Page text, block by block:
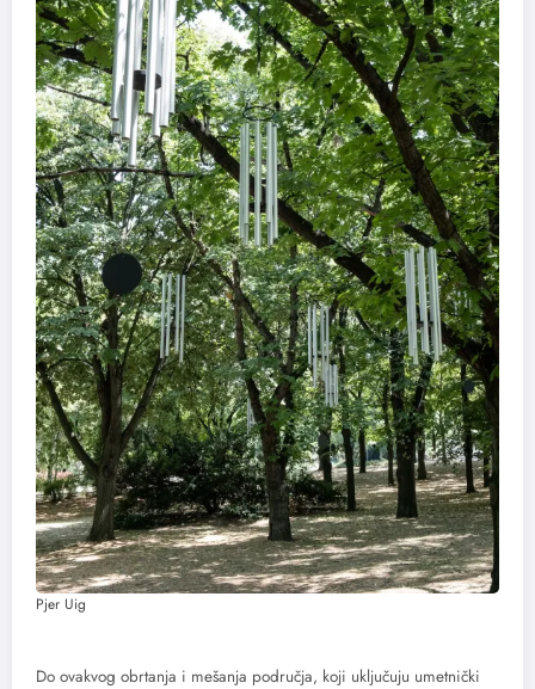
Pjer Uig
Do ovakvog obrtanja i mešanja područja, koji uključuju umetnički